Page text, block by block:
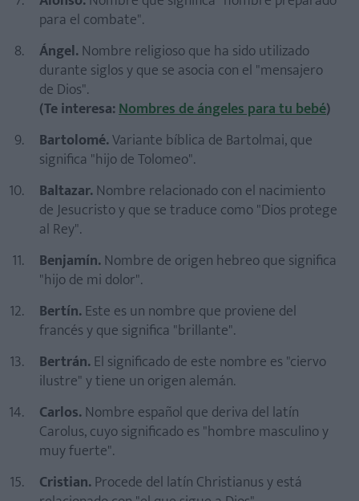
para el combate".
Ángel.Nombre religioso que ha sido utilizado
durante siglos y que se asocia con el "mensajero
de Dios".
(Te interesa:Nombres de ángeles para tu bebé)
Bartolomé.Variante bíblica de Bartolmai, que
significa "hijo de Tolomeo".
Baltazar.Nombre relacionado con el nacimiento
de Jesucristo y que se traduce como "Dios protege
al Rey".
Benjamín.Nombre de origen hebreo que significa
"hijo de mi dolor".
Bertín.Este es un nombre que proviene del
francés y que significa "brillante".
Bertrán.El significado de este nombre es "ciervo
ilustre" y tiene un origen alemán.
Carlos.Nombre español que deriva del latín
Carolus, cuyo significado es "hombre masculino y
muy fuerte".
Cristian.Procede del latín Christianus y está